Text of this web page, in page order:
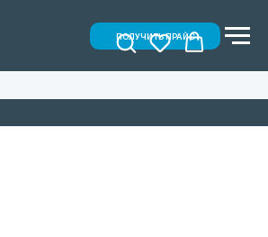
ПОЛУЧИТЬ ПРАЙС